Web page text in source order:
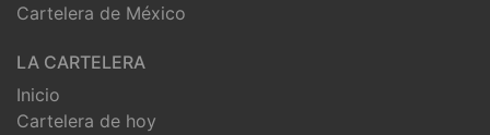
Cartelera de México
LA CARTELERA
Inicio
Cartelera de hoy